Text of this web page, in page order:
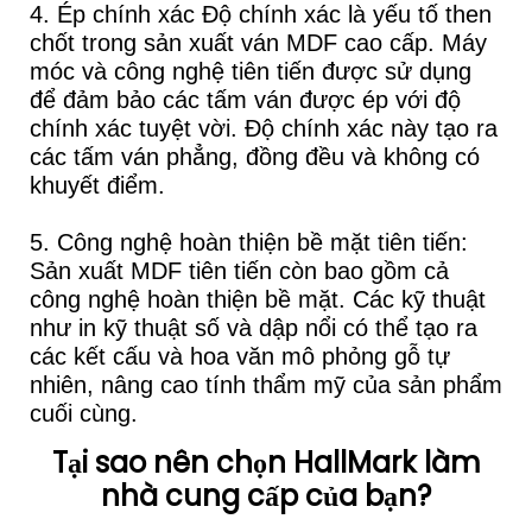
4. Ép chính xác Độ chính xác là yếu tố then
chốt trong sản xuất ván MDF cao cấp. Máy
móc và công nghệ tiên tiến được sử dụng
để đảm bảo các tấm ván được ép với độ
chính xác tuyệt vời. Độ chính xác này tạo ra
các tấm ván phẳng, đồng đều và không có
khuyết điểm.
5. Công nghệ hoàn thiện bề mặt tiên tiến:
Sản xuất MDF tiên tiến còn bao gồm cả
công nghệ hoàn thiện bề mặt. Các kỹ thuật
như in kỹ thuật số và dập nổi có thể tạo ra
các kết cấu và hoa văn mô phỏng gỗ tự
nhiên, nâng cao tính thẩm mỹ của sản phẩm
cuối cùng.
Tại sao nên chọn HallMark làm
nhà cung cấp của bạn?